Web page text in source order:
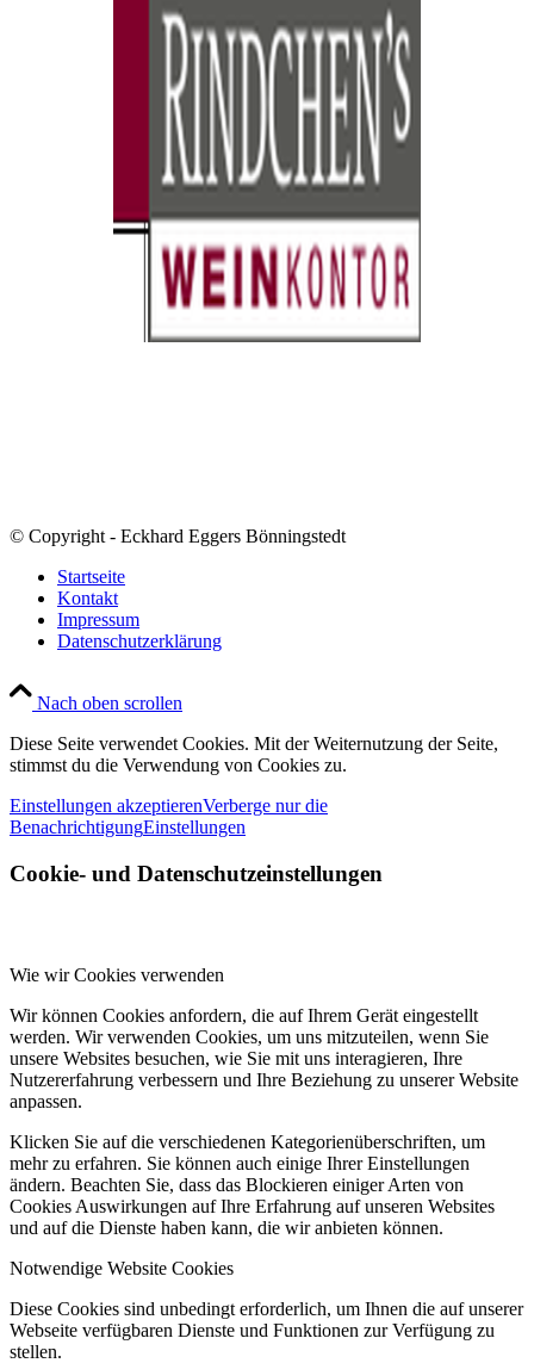
© Copyright - Eckhard Eggers Bönningstedt
Startseite
Kontakt
Impressum
Datenschutzerklärung
Nach oben scrollen
Diese Seite verwendet Cookies. Mit der Weiternutzung der Seite,
stimmst du die Verwendung von Cookies zu.
Einstellungen akzeptierenVerberge nur die
BenachrichtigungEinstellungen
Cookie- und Datenschutzeinstellungen
Wie wir Cookies verwenden
Wir können Cookies anfordern, die auf Ihrem Gerät eingestellt
werden. Wir verwenden Cookies, um uns mitzuteilen, wenn Sie
unsere Websites besuchen, wie Sie mit uns interagieren, Ihre
Nutzererfahrung verbessern und Ihre Beziehung zu unserer Website
anpassen.
Klicken Sie auf die verschiedenen Kategorienüberschriften, um
mehr zu erfahren. Sie können auch einige Ihrer Einstellungen
ändern. Beachten Sie, dass das Blockieren einiger Arten von
Cookies Auswirkungen auf Ihre Erfahrung auf unseren Websites
und auf die Dienste haben kann, die wir anbieten können.
Notwendige Website Cookies
Diese Cookies sind unbedingt erforderlich, um Ihnen die auf unserer
Webseite verfügbaren Dienste und Funktionen zur Verfügung zu
stellen.